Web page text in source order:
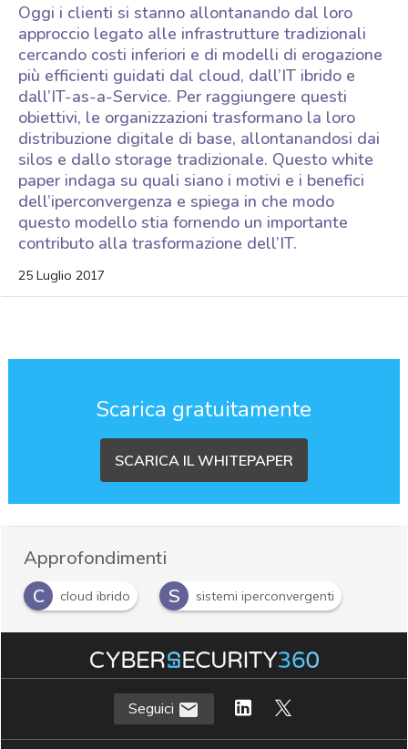
Oggi i clienti si stanno allontanando dal loro
approccio legato alle infrastrutture tradizionali
cercando costi inferiori e di modelli di erogazione
più efficienti guidati dal cloud, dall’IT ibrido e
dall’IT-as-a-Service. Per raggiungere questi
obiettivi, le organizzazioni trasformano la loro
distribuzione digitale di base, allontanandosi dai
silos e dallo storage tradizionale. Questo white
paper indaga su quali siano i motivi e i benefici
dell’iperconvergenza e spiega in che modo
questo modello stia fornendo un importante
contributo alla trasformazione dell’IT.
25 Luglio 2017
Scarica gratuitamente
SCARICA IL WHITEPAPER
Approfondimenti
C
cloud ibrido S sistemi iperconvergenti
Seguici